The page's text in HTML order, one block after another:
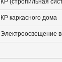
КР (стропильная
КР каркасного дома
Электроосвещение